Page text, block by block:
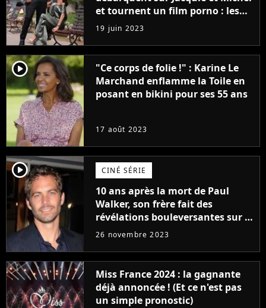
et tournent un film porno : les
premières images du tournage
(exclu)
19 juin 2023
player2
"Ce corps de folie !" : Karine Le
Marchand enflamme la Toile en
posant en bikini pour ses 55 ans
17 août 2023
player2 CINÉ SÉRIE
10 ans après la mort de Paul
Walker, son frère fait des
révélations bouleversantes sur la
réaction des acteurs de Fast and
26 novembre 2023
Miss France 2024 : la gagnante
déjà annoncée ! (Et ce n'est pas
un simple pronostic)